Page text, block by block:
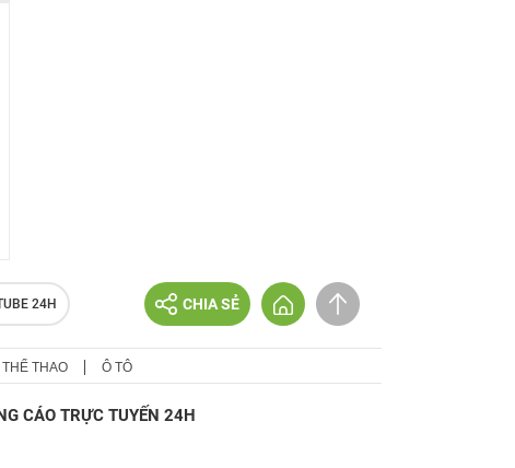
24H CHIA SẺ
THỂ THAO Ô TÔ
CÁO TRỰC TUYẾN 24H